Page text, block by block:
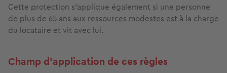
Cette protection s'applique également si une personne
de plus de 65 ans aux ressources modestes est à la charge
du locataire et vit avec lui.
Champ d'application de ces règles